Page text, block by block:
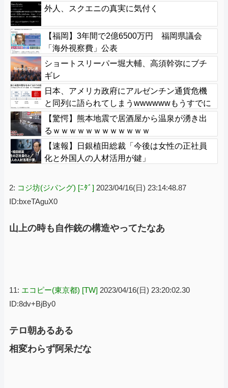
も見つかる
外人、スクエニの真実に気付く
【福岡】3年間で2億6500万円 福岡県議会
「海外視察費」公表
ショートスリーパー堀大輔、高須幹弥にブチ
ギレ
日本、アメリカ政府にアルゼンチン通貨危機
と同列に語られてしまうwwwwwwもうすでに
158円に戻る
【驚愕】熊本地震で居酒屋から温泉が湧き出
るｗｗｗｗｗｗｗｗｗｗｗｗ
【速報】日銀植田総裁「今後は女性の正社員
化と外国人の人材活用が鍵」
2: コジ坊(ジパング) [ﾆﾀﾞ] 2023/04/16(日) 23:14:48.87
ID:bxeTAguX0
山上の時も自作銃の構造やってたなあ
11: エコピー(東京都) [TW] 2023/04/16(日) 23:20:02.30
ID:8dv+BjBy0
テロ朝あるある
相変わらず阿呆だな